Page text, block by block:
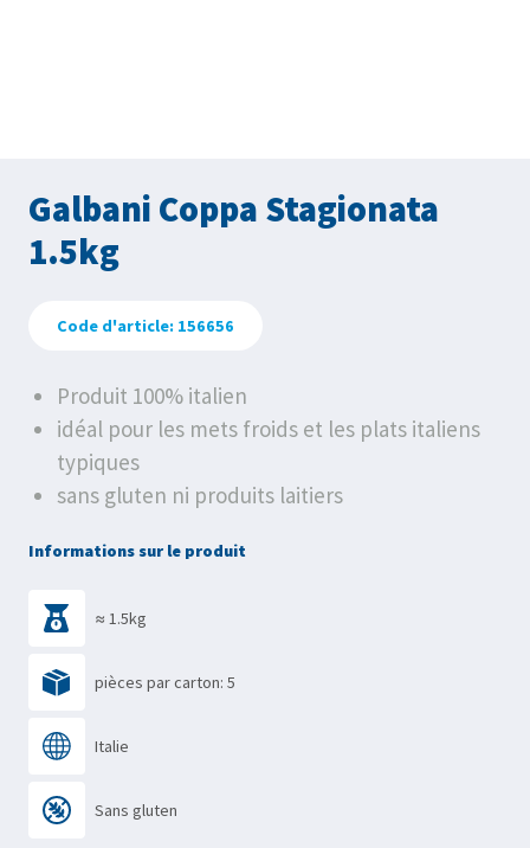
Galbani Coppa Stagionata
1.5kg
Code d'article: 156656
Produit 100% italien
idéal pour les mets froids et les plats italiens
typiques
sans gluten ni produits laitiers
Informations sur le produit
≈ 1.5kg
pièces par carton: 5
Italie
Sans gluten